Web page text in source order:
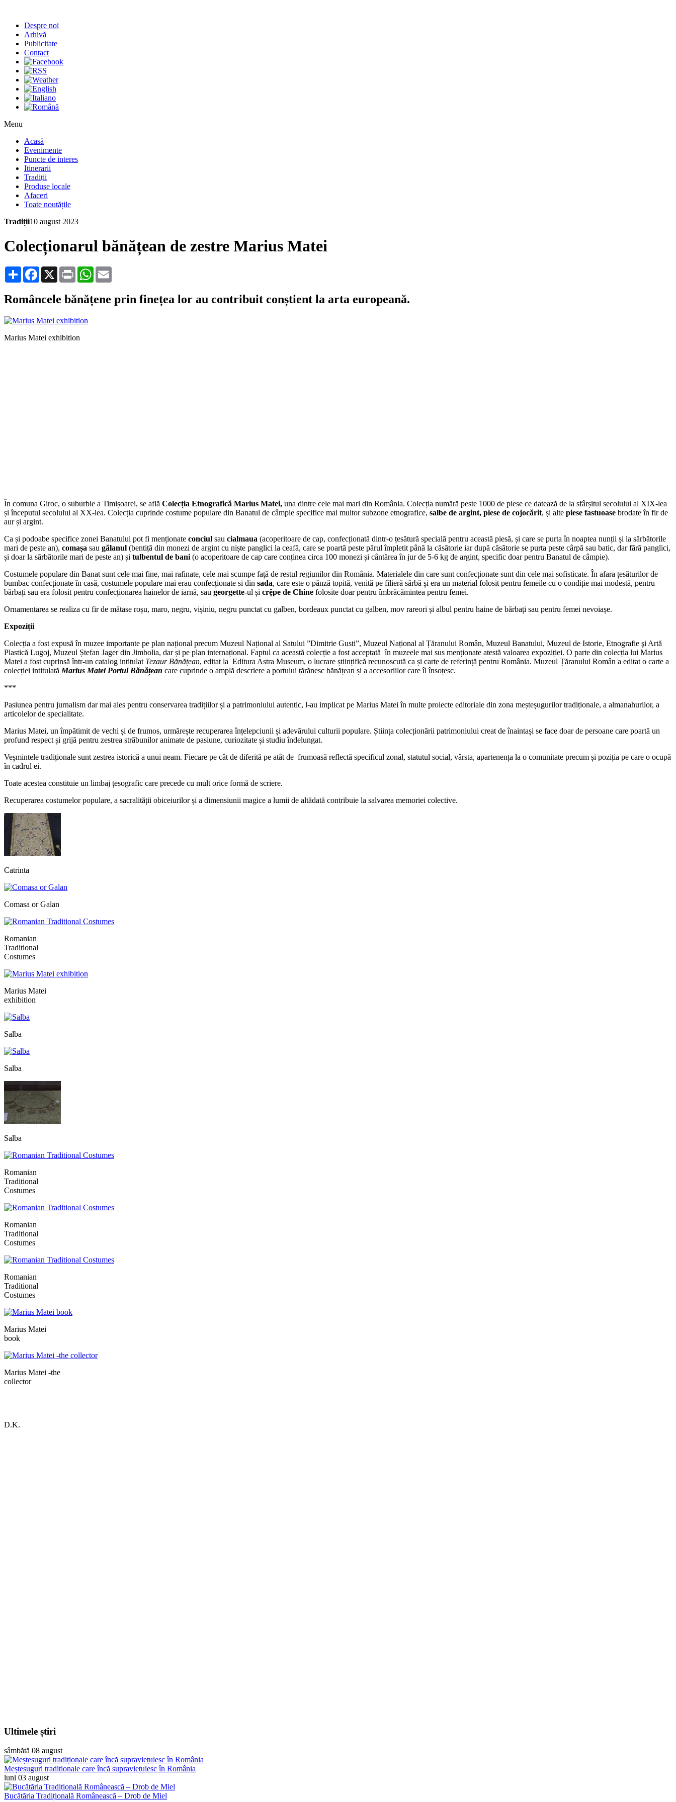
Despre noi
Arhivă
Publicitate
Contact
Menu
Acasă
Evenimente
Puncte de interes
Itinerarii
Tradiții
Produse locale
Afaceri
Toate noutățile
Tradiții10 august 2023
Colecționarul bănățean de zestre Marius Matei
Share Facebook
X Print WhatsApp
Româncele bănățene prin finețea lor au contribuit conștient la arta europeană.
Marius Matei exhibition
În comuna Giroc, o suburbie a Timișoarei, se află Colecția Etnografică Marius Matei, una dintre cele mai mari din România. Colecția numără peste 1000 de piese ce datează de la sfârșitul secolului al XIX-lea
și începutul secolului al XX-lea. Colecția cuprinde costume populare din Banatul de câmpie specifice mai multor subzone etnografice, salbe de argint, piese de cojocărit, și alte piese fastuoase brodate în fir de
aur și argint.
Ca și podoabe specifice zonei Banatului pot fi menționate conciul sau cialmaua (acoperitoare de cap, confecționată dintr-o țesătură specială pentru această piesă, și care se purta în noaptea nunții și la sărbătorile
mari de peste an), comașa sau gălanul (bentiță din monezi de argint cu niște panglici la ceafă, care se poartă peste părul împletit până la căsătorie iar după căsătorie se purta peste cârpă sau batic, dar fără panglici,
și doar la sărbătorile mari de peste an) și tulbentul de bani (o acoperitoare de cap care conținea circa 100 monezi și cântărea în jur de 5-6 kg de argint, specific doar pentru Banatul de câmpie).
Costumele populare din Banat sunt cele mai fine, mai rafinate, cele mai scumpe față de restul regiunilor din România. Materialele din care sunt confecționate sunt din cele mai sofisticate. În afara țesăturilor de
bumbac confecționate în casă, costumele populare mai erau confecționate si din sada, care este o pânză topită, venită pe filieră sârbă și era un material folosit pentru femeile cu o condiție mai modestă, pentru
bărbați sau era folosit pentru confecționarea hainelor de iarnă, sau georgette-ul și crệpe de Chine folosite doar pentru îmbrăcămintea pentru femei.
Ornamentarea se realiza cu fir de mătase roșu, maro, negru, vișiniu, negru punctat cu galben, bordeaux punctat cu galben, mov rareori și albul pentru haine de bărbați sau pentru femei nevoiașe.
Expoziții
Colecția a fost expusă în muzee importante pe plan național precum Muzeul Național al Satului ”Dimitrie Gusti”, Muzeul Național al Țăranului Român, Muzeul Banatului, Muzeul de Istorie, Etnografie şi Artă
Plastică Lugoj, Muzeul Ștefan Jager din Jimbolia, dar și pe plan internațional. Faptul ca această colecție a fost acceptată în muzeele mai sus menționate atestă valoarea expoziției. O parte din colecția lui Marius
Matei a fost cuprinsă într-un catalog intitulat Tezaur Bănățean, editat la Editura Astra Museum, o lucrare științifică recunoscută ca și carte de referință pentru România. Muzeul Țăranului Român a editat o carte a
colecției intitulată Marius Matei Portul Bănățean care cuprinde o amplă descriere a portului țărănesc bănățean și a accesoriilor care îl însoțesc.
***
Pasiunea pentru jurnalism dar mai ales pentru conservarea tradițiilor și a patrimoniului autentic, l-au implicat pe Marius Matei în multe proiecte editoriale din zona meșteșugurilor tradiționale, a almanahurilor, a
articolelor de specialitate.
Marius Matei, un împătimit de vechi și de frumos, urmărește recuperarea înțelepciunii și adevărului culturii populare. Știința colecționării patrimoniului creat de înaintași se face doar de persoane care poartă un
profund respect și grijă pentru zestrea străbunilor animate de pasiune, curiozitate și studiu îndelungat.
Veșmintele tradiționale sunt zestrea istorică a unui neam. Fiecare pe cât de diferită pe atât de frumoasă reflectă specificul zonal, statutul social, vârsta, apartenența la o comunitate precum și poziția pe care o ocupă
în cadrul ei.
Toate acestea constituie un limbaj țesografic care precede cu mult orice formă de scriere.
Recuperarea costumelor populare, a sacralității obiceiurilor și a dimensiunii magice a lumii de altădată contribuie la salvarea memoriei colective.
Catrinta
Comasa or Galan
Romanian
Traditional
Costumes
Marius Matei
exhibition
Salba
Salba
Salba
Romanian
Traditional
Costumes
Romanian
Traditional
Costumes
Romanian
Traditional
Costumes
Marius Matei
book
Marius Matei -the
collector
D.K.
Ultimele știri
sâmbătă 08 august
Meșteșuguri tradiționale care încă supraviețuiesc în România
luni 03 august
Bucătăria Tradițională Românească – Drob de Miel